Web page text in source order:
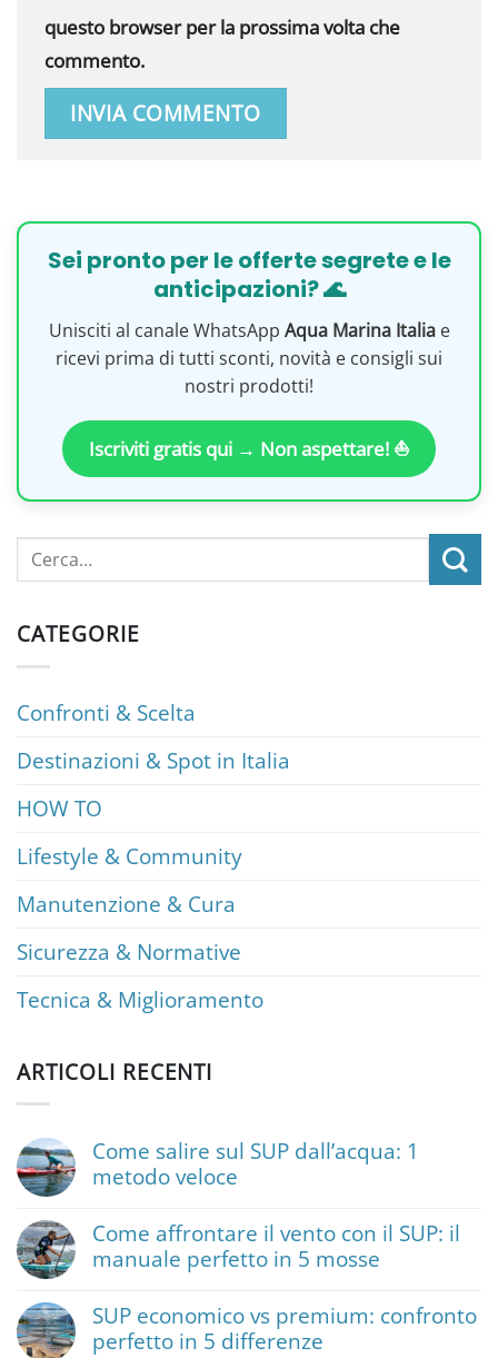
questo browser per la prossima volta che
commento.
Sei pronto per le offerte segrete e le
anticipazioni? 🌊
Unisciti al canale WhatsApp Aqua Marina Italiae
ricevi prima di tutti sconti, novità e consigli sui
nostri prodotti!
Iscriviti gratis qui → Non aspettare! ⛵
CATEGORIE
Confronti & Scelta
Destinazioni & Spot in Italia
HOW TO
Lifestyle & Community
Manutenzione & Cura
Sicurezza & Normative
Tecnica & Miglioramento
ARTICOLI RECENTI
Come salire sul SUP dall’acqua: 1
metodo veloce
commento
su
Come
SUP
dall’acqua:
1
Come affrontare il vento con il SUP: il
manuale perfetto in 5 mosse
commento
su
Come
SUP economico vs premium: confronto
perfetto in 5 differenze